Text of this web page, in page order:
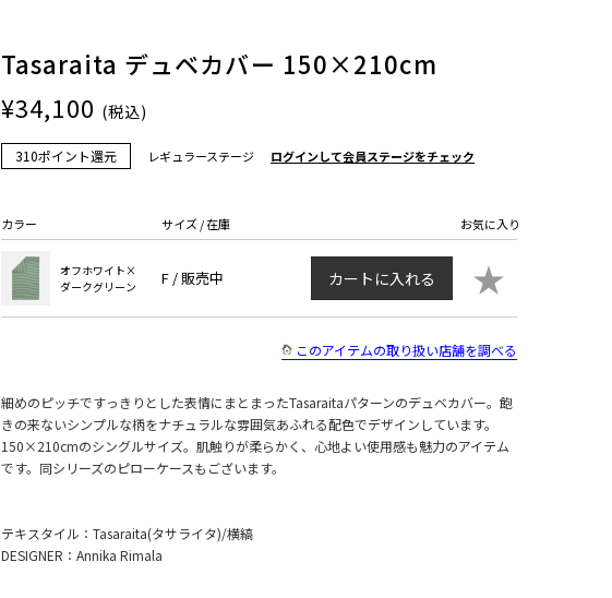
Tasaraita デュベカバー 150×210cm
¥34,100 (税込)
310ポイント還元 レギュラーステージ ログインして会員ステージをチェック
カラー サイズ / 在庫 お気に入り
オフホワイト×
ダークグリーン
F / 販売中 カートに入れる ★
このアイテムの取り扱い店舗を調べる
細めのピッチですっきりとした表情にまとまったTasaraitaパターンのデュベカバー。飽
きの来ないシンプルな柄をナチュラルな雰囲気あふれる配色でデザインしています。
150×210cmのシングルサイズ。肌触りが柔らかく、心地よい使用感も魅力のアイテム
です。同シリーズのピローケースもございます。
テキスタイル：Tasaraita(タサライタ)/横縞
DESIGNER：Annika Rimala